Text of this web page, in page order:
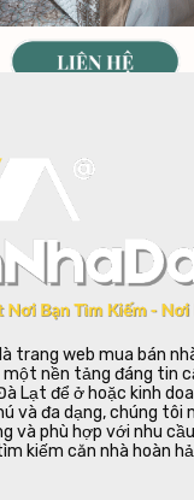
trang web mua bán
một nền tảng đáng tin
Lạt để ở hoặc kinh
và đa dạng, chúng tôi
và phù hợp với nhu
kiếm căn nhà hoàn